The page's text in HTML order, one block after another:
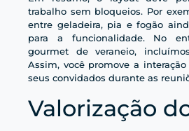
trabalho sem bloqueios. Por
entre geladeira, pia e fogão
para a funcionalidade. No
gourmet de veraneio,
Assim, você promove a
seus convidados durante as
Valorização